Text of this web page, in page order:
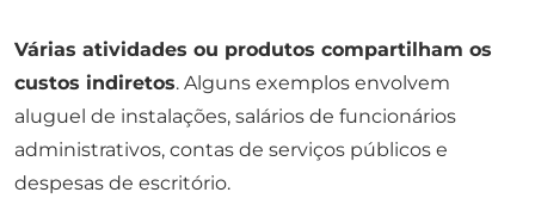
Várias atividades ou produtos compartilham os
custos indiretos. Alguns exemplos envolvem
aluguel de instalações, salários de funcionários
administrativos, contas de serviços públicos e
despesas de escritório.